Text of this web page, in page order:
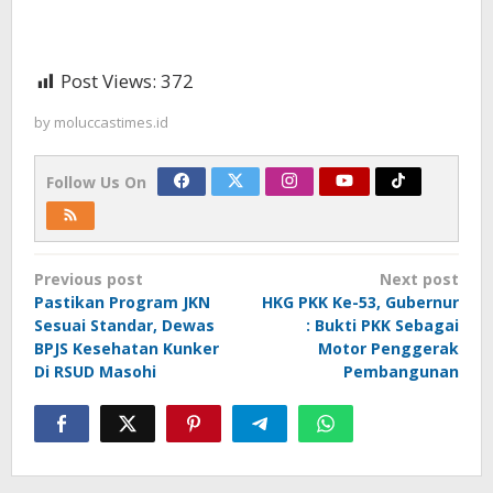
Post Views: 372
by moluccastimes.id
Follow Us On
Post
navigation
Previous post
Pastikan Program JKN
Sesuai Standar, Dewas
BPJS Kesehatan Kunker
Di RSUD Masohi
Next post
HKG PKK Ke-53, Gubernur
: Bukti PKK Sebagai
Motor Penggerak
Pembangunan